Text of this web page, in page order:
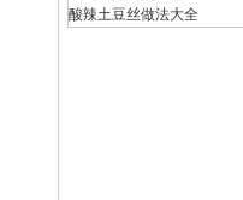
酸辣土豆丝做法大全